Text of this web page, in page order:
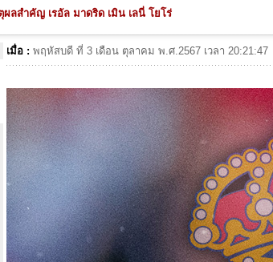
ผลสำคัญ เรอัล มาดริด เมิน เลนี่ โยโร่
เมื่อ : พฤหัสบดี ที่ 3 เดือน ตุลาคม พ.ศ.2567 เวลา 20:21:47